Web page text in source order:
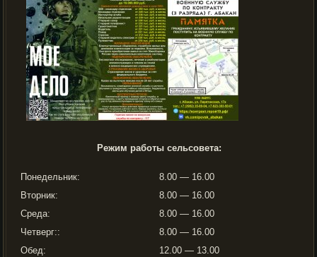
Режим работы сельсовета:
Понедельник:
8.00 — 16.00
Вторник:
8.00 — 16.00
Среда:
8.00 — 16.00
Четверг::
8.00 — 16.00
Обед:
12.00 — 13.00